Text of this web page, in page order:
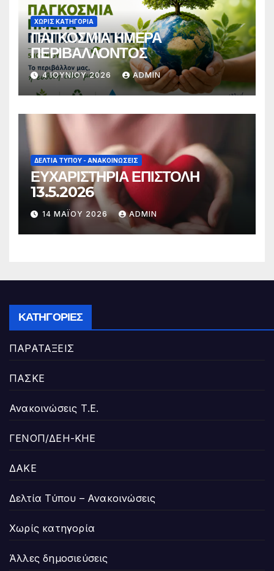
ΧΩΡΊΣ ΚΑΤΗΓΟΡΊΑ
ΠΑΓΚΟΣΜΙΑ ΗΜΕΡΑ
ΠΕΡΙΒΑΛΛΟΝΤΟΣ
4 ΙΟΥΝΊΟΥ 2026 ADMIN
ΔΕΛΤΊΑ ΤΎΠΟΥ - ΑΝΑΚΟΙΝΏΣΕΙΣ
ΕΥΧΑΡΙΣΤΗΡΙΑ ΕΠΙΣΤΟΛΗ
13.5.2026
14 ΜΑΪ́ΟΥ 2026 ADMIN
ΚΑΤΗΓΟΡΊΕΣ
ΠΑΡΑΤΑΞΕΙΣ
ΠΑΣΚΕ
Ανακοινώσεις Τ.Ε.
ΓΕΝΟΠ/ΔΕΗ-ΚΗΕ
ΔΑΚΕ
Δελτία Τύπου – Ανακοινώσεις
Χωρίς κατηγορία
Άλλες δημοσιεύσεις